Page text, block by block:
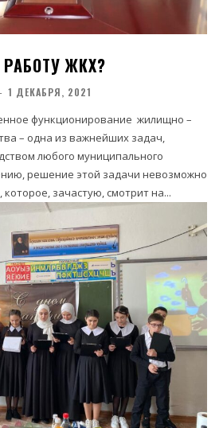
ЖКХ?
- 1 ДЕКАБРЯ, 2021
функционирование жилищно –
– одна из важнейших задач,
любого муниципального
решение этой задачи невозможно
которое, зачастую, смотрит на...